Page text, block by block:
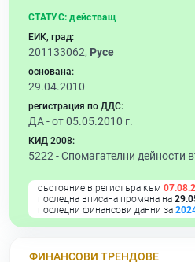
СТАТУС: действащ
ЕИК, град:
201133062, Русе
основана:
29.04.2010
регистрация по ДДС:
ДА - от 05.05.2010 г.
КИД 2008:
5222 -Спомагателни дейности
състояние в регистъра към
последна вписана промяна на
последни финансови данни за
ФИНАНСОВИ ТРЕНДОВЕ